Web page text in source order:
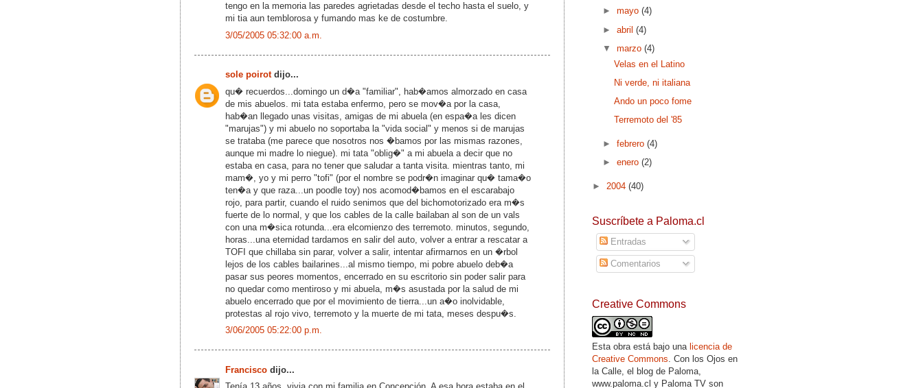
tengo en la memoria las paredes agrietadas desde el techo hasta el suelo, y
mi tia aun temblorosa y fumando mas ke de costumbre.
3/05/2005 05:32:00 a.m.
sole poirotdijo...
qu� recuerdos...domingo un d�a "familiar", hab�amos almorzado en casa
de mis abuelos. mi tata estaba enfermo, pero se mov�a por la casa,
hab�an llegado unas visitas, amigas de mi abuela (en espa�a les dicen
"marujas") y mi abuelo no soportaba la "vida social" y menos si de marujas
se trataba (me parece que nosotros nos �bamos por las mismas razones,
aunque mi madre lo niegue). mi tata "oblig�" a mi abuela a decir que no
estaba en casa, para no tener que saludar a tanta visita. mientras tanto, mi
mam�, yo y mi perro "tofi" (por el nombre se podr�n imaginar qu� tama�o
ten�a y que raza...un poodle toy) nos acomod�bamos en el escarabajo
rojo, para partir, cuando el ruido senimos que del bichomotorizado era m�s
fuerte de lo normal, y que los cables de la calle bailaban al son de un vals
con una m�sica rotunda...era elcomienzo des terremoto. minutos, segundo,
horas...una eternidad tardamos en salir del auto, volver a entrar a rescatar a
TOFI que chillaba sin parar, volver a salir, intentar afirmarnos en un �rbol
lejos de los cables bailarines...al mismo tiempo, mi pobre abuelo deb�a
pasar sus peores momentos, encerrado en su escritorio sin poder salir para
no quedar como mentiroso y mi abuela, m�s asustada por la salud de mi
abuelo encerrado que por el movimiento de tierra...un a�o inolvidable,
protestas al rojo vivo, terremoto y la muerte de mi tata, meses despu�s.
3/06/2005 05:22:00 p.m.
Francisco dijo...
►mayo(4)
►abril(4)
▼marzo(4)
Velas en el Latino
Ni verde, ni italiana
Ando un poco fome
Terremoto del '85
►febrero(4)
►enero(2)
► 2004 (40)
Suscríbete a Paloma.cl
Entradas
Comentarios
Creative Commons
Esta obra está bajo una licencia de
Creative Commons . Con los Ojos en
la Calle, el blog de Paloma,
www.paloma.cl y Paloma TV son